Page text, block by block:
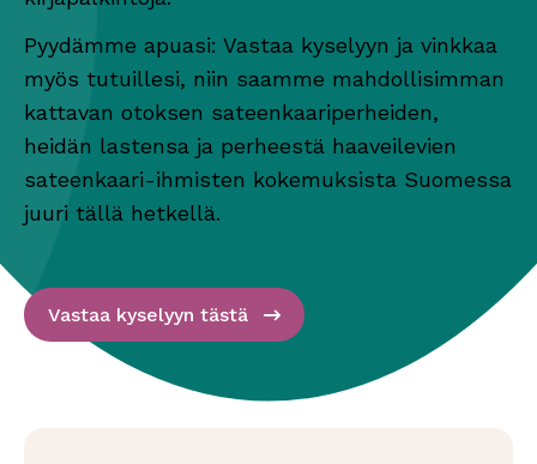
Pyydämme apuasi: Vastaa kyselyyn ja vinkkaa
myös tutuillesi, niin saamme mahdollisimman
kattavan otoksen sateenkaariperheiden,
heidän lastensa ja perheestä haaveilevien
sateenkaari-ihmisten kokemuksista Suomessa
juuri tällä hetkellä.
Vastaa kyselyyn tästä